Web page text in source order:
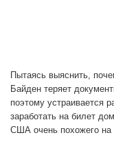
Пытаясь выяснить,
Байден теряет
поэтому устраивается
заработать на билет
США очень похожего на